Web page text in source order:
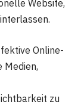
Website,
Online-
Medien,
zu